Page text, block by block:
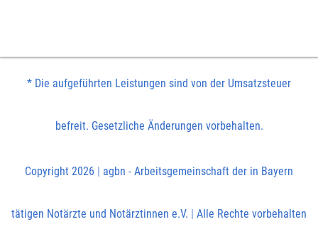
* Die aufgeführten Leistungen sind von der Umsatzsteuer
befreit. Gesetzliche Änderungen vorbehalten.
Copyright 2026 | agbn - Arbeitsgemeinschaft der in Bayern
tätigen Notärzte und Notärztinnen e.V. | Alle Rechte vorbehalten